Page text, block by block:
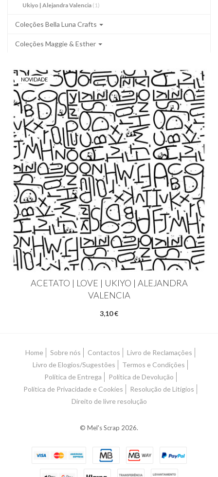
Ukiyo | Alejandra Valencia (1)
Coleções Bella Luna Crafts
Coleções Maggie & Esther
NOVIDADE
ACETATO | LOVE | UKIYO | ALEJANDRA
VALENCIA
3,10 €
Home Sobre nós Contactos
Livro de Reclamações
Livro de Elogios/Sugestões
Termos e Condições
Política de Entrega
Política de Devolução
Política de Privacidade e Cookies
Resolução de Litígios
Direito de livre resolução
© Mel's Scrap 2026.